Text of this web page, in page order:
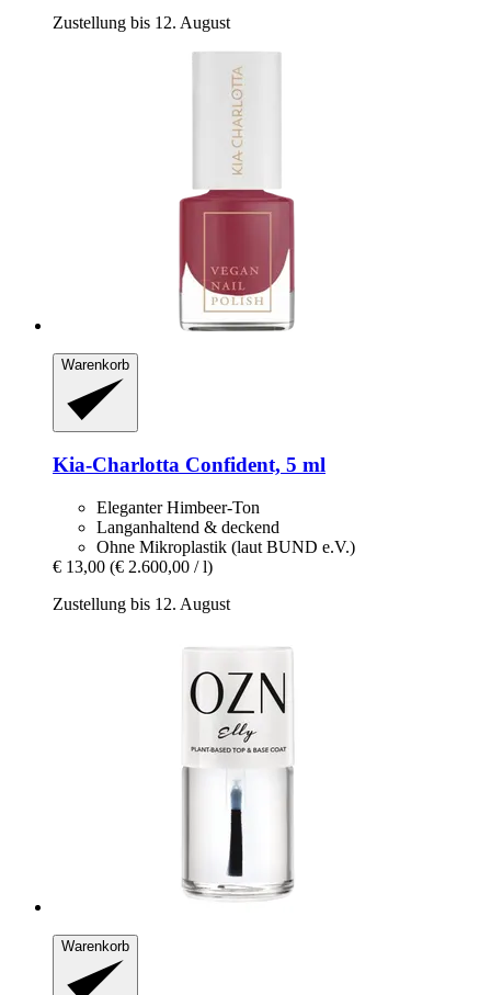
Zustellung bis 12. August
Warenkorb
Kia-Charlotta Confident, 5 ml
Eleganter Himbeer-Ton
Langanhaltend & deckend
Ohne Mikroplastik (laut BUND e.V.)
€ 13,00 (€ 2.600,00 / l)
Zustellung bis 12. August
Warenkorb